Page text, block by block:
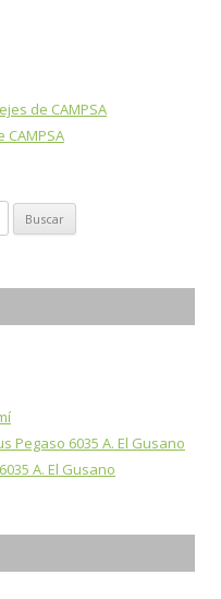
de CAMPSA
CAMPSA
Pegaso 6035 A. El Gusano
A. El Gusano